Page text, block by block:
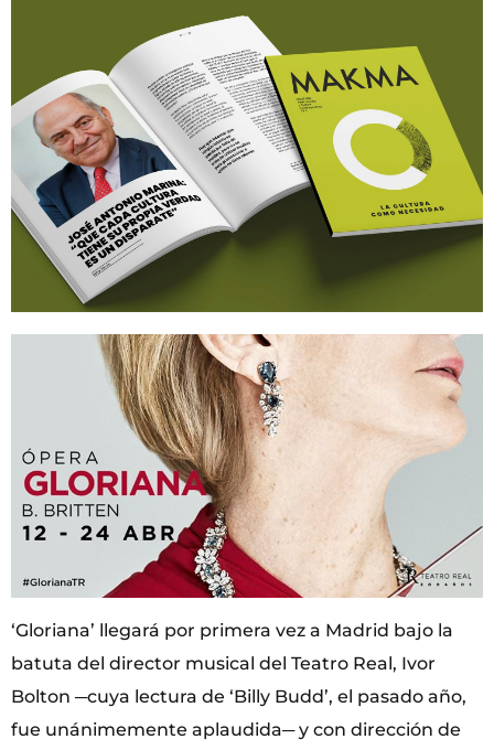
‘Gloriana’ llegará por primera vez a Madrid bajo la
batuta del director musical del Teatro Real, Ivor
Bolton ─cuya lectura de ‘Billy Budd’, el pasado año,
fue unánimemente aplaudida─ y con dirección de